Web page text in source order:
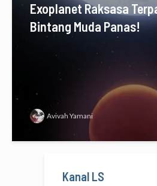
Exoplanet Raksasa
Bintang Muda Panas!
Avivah Yamani
Kanal LS